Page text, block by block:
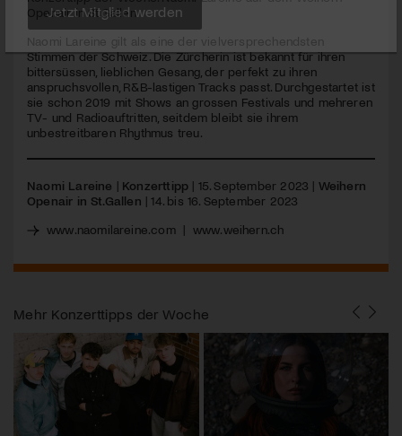
seconds
Openair in St.Gallen
Naomi Lareine gilt als eine der vielversprechendsten
Stimmen der Schweiz. Die Zürcherin ist bekannt für ihren
bittersüssen, lieblichen Gesang, der perfekt zu ihren
anspruchsvollen, R&B-lastigen Tracks passt. Durchgestartet ist
sie schon 2019 mit Shows an grossen Festivals und mehreren
TV- und Radioauftritten, seitdem bleibt sie ihrem
unbestreitbaren Rhythmus treu.
Naomi Lareine | Konzerttipp | 15. September 2023 | Weihern
Openair in St.Gallen | 14. bis 16. September 2023
www.naomilareine.com| www.weihern.ch
Mehr Konzerttipps der Woche
Jetzt Mitglied werden